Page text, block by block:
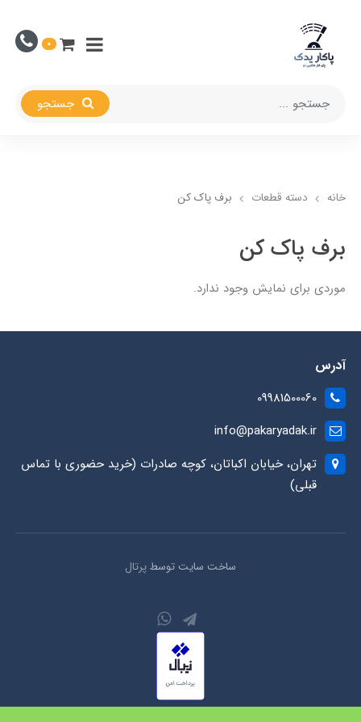
0
خانه دسته قطعات برف پاک کن
برف پاک کن
موردی برای نمایش وجود ندارد.
آدرس
09981500060
info@pakaryadak.ir
تهران، خیابان اکباتان، کوچه صادرات (خرید حضوری با تماس
قبلی)
ساخت سایت توسطپرتال